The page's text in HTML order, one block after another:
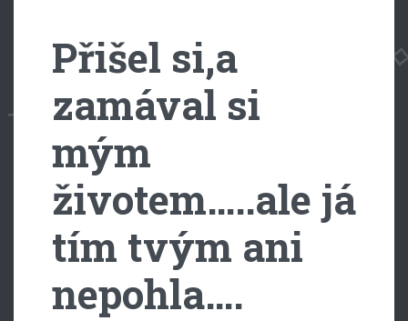
Přišel si,a
zamával si
mým
životem…..ale já
tím tvým ani
nepohla….